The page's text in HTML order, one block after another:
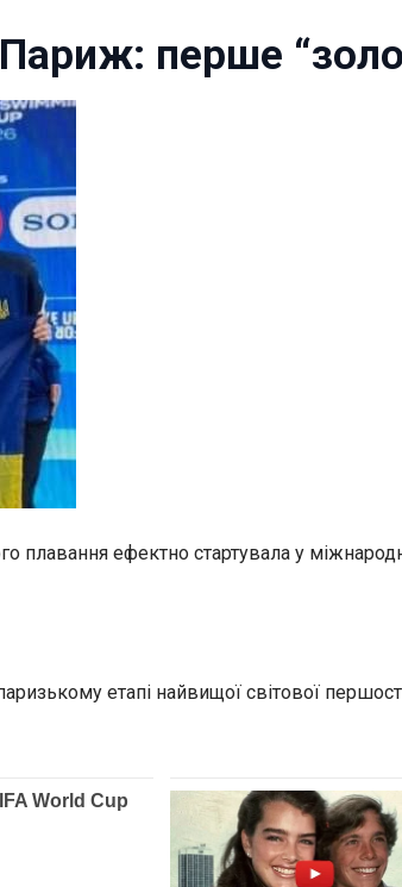
перше
плавання ефектно стартувала у
етапі найвищої світової